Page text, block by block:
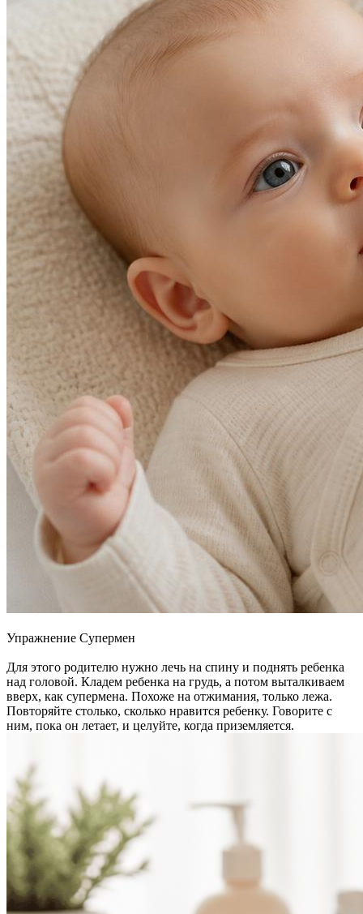
Упражнение Супермен
Для этого родителю нужно лечь на спину и поднять ребенка
над головой. Кладем ребенка на грудь, а потом выталкиваем
вверх, как супермена. Похоже на отжимания, только лежа.
Повторяйте столько, сколько нравится ребенку. Говорите с
ним, пока он летает, и целуйте, когда приземляется.